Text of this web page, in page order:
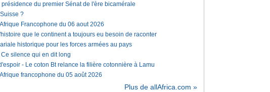
présidence du premier Sénat de l'ère bicamérale
?
Francophone du 06 aout 2026
que le continent a toujours eu besoin de raconter
historique pour les forces armées au pays
silence qui en dit long
- Le coton Bt relance la filière cotonnière à Lamu
francophone du 05 août 2026
Plus de allAfrica.com »